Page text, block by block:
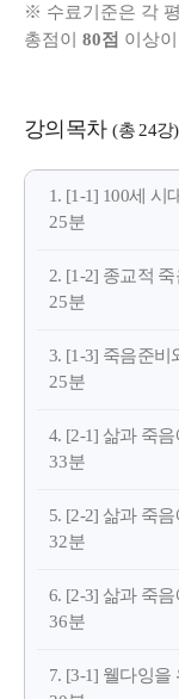
※ 수료기준은 각
총점이 80점 이상
강의목차 (총 24강)
1. [1-1] 100세 시
25분
2. [1-2] 종교적
25분
3. [1-3] 죽음준비
25분
4. [2-1] 삶과 죽
33분
5. [2-2] 삶과 죽
32분
6. [2-3] 삶과 죽
36분
7. [3-1] 웰다잉을